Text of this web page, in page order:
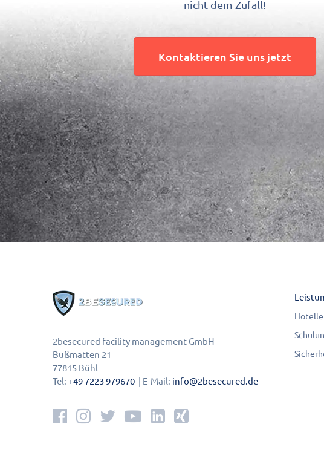
nicht dem Zufall!
Kontaktieren Sie uns jetzt
2besecured facility management GmbH
Bußmatten 21
77815 Bühl
Tel: +49 7223 979670 | E-Mail: info@2besecured.de